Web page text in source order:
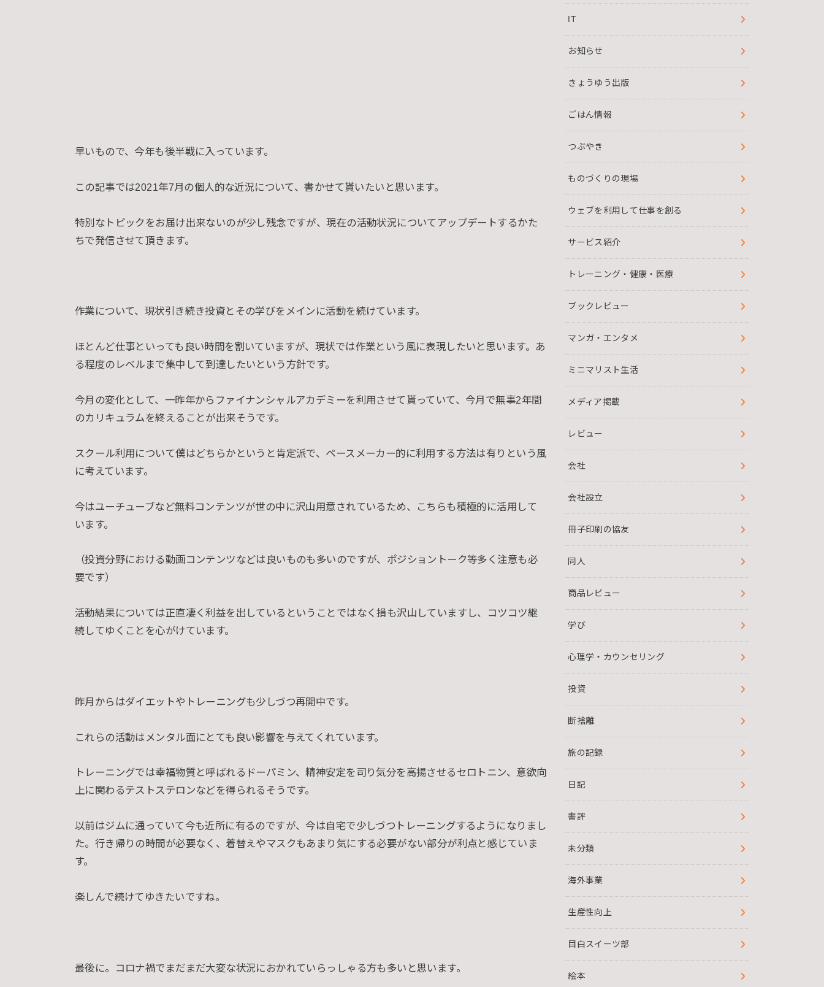
早いもので、今年も後半戦に入っています。
この記事では2021年7月の個人的な近況について、書かせて貰いたいと思います。
特別なトピックをお届け出来ないのが少し残念ですが、現在の活動状況についてアップデートするかた
ちで発信させて頂きます。
作業について、現状引き続き投資とその学びをメインに活動を続けています。
ほとんど仕事といっても良い時間を割いていますが、現状では作業という風に表現したいと思います。あ
る程度のレベルまで集中して到達したいという方針です。
今月の変化として、一昨年からファイナンシャルアカデミーを利用させて貰っていて、今月で無事2年間
のカリキュラムを終えることが出来そうです。
スクール利用について僕はどちらかというと肯定派で、ペースメーカー的に利用する方法は有りという風
に考えています。
今はユーチューブなど無料コンテンツが世の中に沢山用意されているため、こちらも積極的に活用して
います。
（投資分野における動画コンテンツなどは良いものも多いのですが、ポジショントーク等多く注意も必
要です）
活動結果については正直凄く利益を出しているということではなく損も沢山していますし、コツコツ継
続してゆくことを心がけています。
昨月からはダイエットやトレーニングも少しづつ再開中です。
これらの活動はメンタル面にとても良い影響を与えてくれています。
トレーニングでは幸福物質と呼ばれるドーパミン、精神安定を司り気分を高揚させるセロトニン、意欲向
上に関わるテストステロンなどを得られるそうです。
以前はジムに通っていて今も近所に有るのですが、今は自宅で少しづつトレーニングするようになりまし
た。行き帰りの時間が必要なく、着替えやマスクもあまり気にする必要がない部分が利点と感じていま
す。
楽しんで続けてゆきたいですね。
最後に。コロナ禍でまだまだ大変な状況におかれていらっしゃる方も多いと思います。
IT
お知らせ
きょうゆう出版
ごはん情報
つぶやき
ものづくりの現場
ウェブを利用して仕事を創る
サービス紹介
トレーニング・健康・医療
ブックレビュー
マンガ・エンタメ
ミニマリスト生活
メディア掲載
レビュー
会社
会社設立
冊子印刷の協友
同人
商品レビュー
学び
心理学・カウンセリング
投資
断捨離
旅の記録
日記
書評
未分類
海外事業
生産性向上
目白スイーツ部
絵本